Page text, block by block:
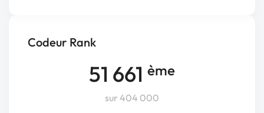
Codeur Rank
51 661 ème
sur 404 000